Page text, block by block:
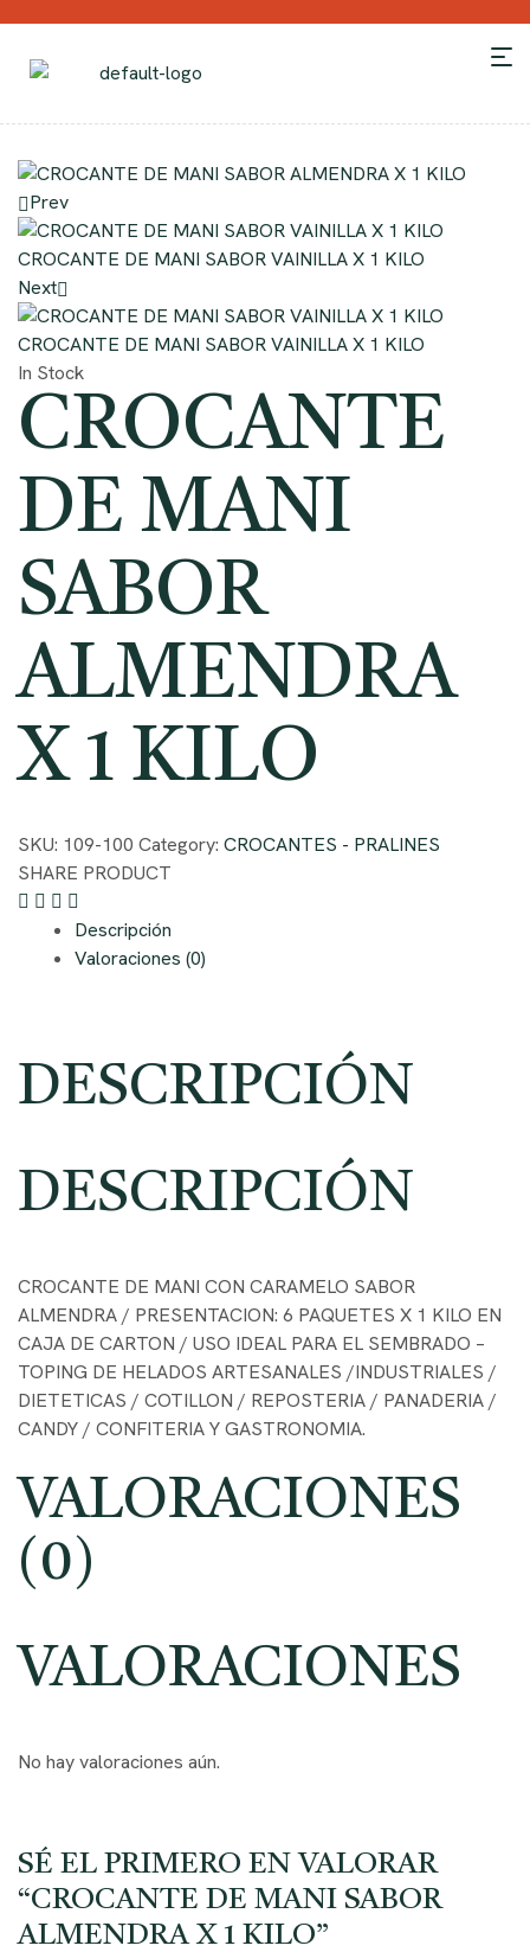
Prev
CROCANTE DE MANI SABOR VAINILLA X 1 KILO
Next
CROCANTE DE MANI SABOR VAINILLA X 1 KILO
In Stock
CROCANTE
DE MANI
SABOR
ALMENDRA
X 1 KILO
SKU: 109-100 Category: CROCANTES - PRALINES
SHARE PRODUCT
Descripción
Valoraciones (0)
DESCRIPCIÓN
DESCRIPCIÓN
CROCANTE DE MANI CON CARAMELO SABOR
ALMENDRA / PRESENTACION: 6 PAQUETES X 1 KILO EN
CAJA DE CARTON / USO IDEAL PARA EL SEMBRADO –
TOPING DE HELADOS ARTESANALES /INDUSTRIALES /
DIETETICAS / COTILLON / REPOSTERIA / PANADERIA /
CANDY / CONFITERIA Y GASTRONOMIA.
VALORACIONES
(0)
VALORACIONES
No hay valoraciones aún.
SÉ EL PRIMERO EN VALORAR
“CROCANTE DE MANI SABOR
ALMENDRA X 1 KILO”